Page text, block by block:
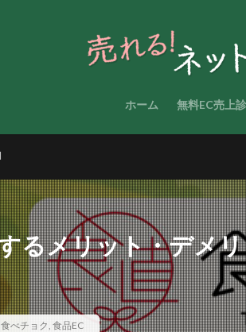
ホーム 無料EC売上
るメリット・デメ
食べチョク, 食品EC